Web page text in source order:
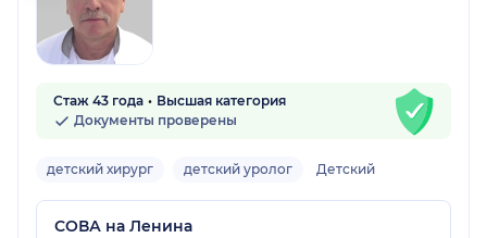
Стаж 43 года
Высшая категория
Документы проверены
детский хирург детский уролог Детский
СОВА на Ленина